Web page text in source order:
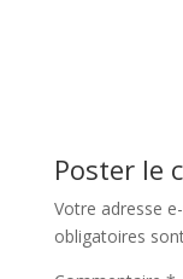
Poster le
Votre adresse
obligatoires